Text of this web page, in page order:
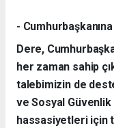
-
Dere,
her zaman sahip
talebimizin de
ve Sosyal Güvenlik
hassasiyetleri için